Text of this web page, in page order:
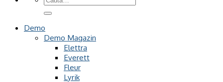
după:
Demo
Demo Magazin
Elettra
Everett
Fleur
Lyrik